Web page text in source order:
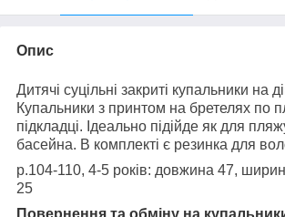
Опис
Дитячі суцільні закриті купальники на
Купальники з принтом на бретелях по
підкладці. Ідеально підійде як для
басейна. В комплекті є резинка для
р.104-110, 4-5 років: довжина 47,
25
Повернення та обміну на